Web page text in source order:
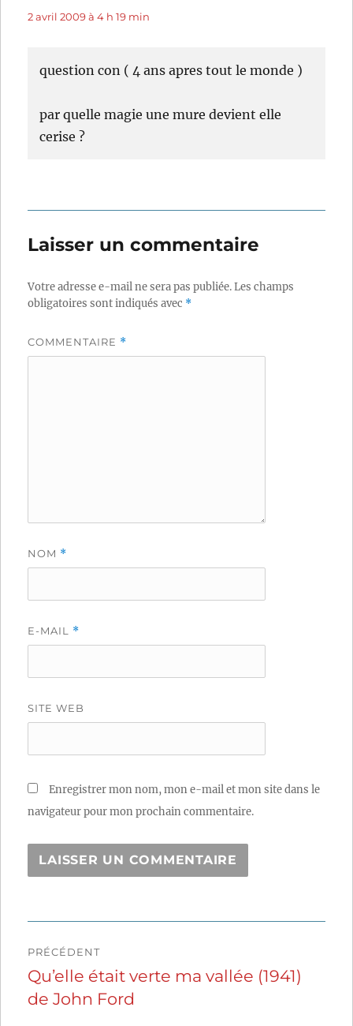
2 avril 2009 à 4 h 19 min
question con ( 4 ans apres tout le monde )
par quelle magie une mure devient elle
cerise ?
Laisser un commentaire
Votre adresse e-mail ne sera pas publiée.Les champs
obligatoires sont indiqués avec *
COMMENTAIRE *
NOM *
E-MAIL *
SITE WEB
Enregistrer mon nom, mon e-mail et mon site dans le
navigateur pour mon prochain commentaire.
de
l’article
PRÉCÉDENT
Publication
précédente :
Qu’elle était verte ma vallée (1941)
de John Ford